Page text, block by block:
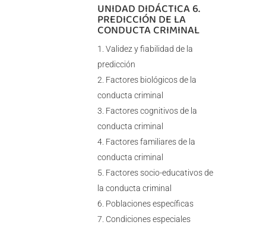
UNIDAD DIDÁCTICA 6.
PREDICCIÓN DE LA
CONDUCTA CRIMINAL
Validez y fiabilidad de la
predicción
Factores biológicos de la
conducta criminal
Factores cognitivos de la
conducta criminal
Factores familiares de la
conducta criminal
Factores socio-educativos de
la conducta criminal
Poblaciones específicas
Condiciones especiales